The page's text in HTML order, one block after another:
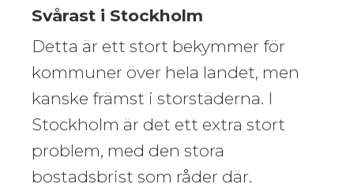
Svårast i Stockholm
Detta är ett stort bekymmer för
kommuner över hela landet, men
kanske främst i storstäderna. I
Stockholm är det ett extra stort
problem, med den stora
bostadsbrist som råder där.